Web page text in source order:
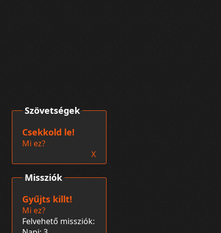
Missziók
Gyűjts killt!
Mi ez?
Felvehető missziók:
Szövetségek
Csekkold le!
Mi ez?
X